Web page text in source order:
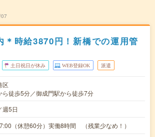
＊時給3870円！新橋での運用管
土日祝日が休み WEB登録OK 派遣
区
ら徒歩5分／御成門駅から徒歩7分
週5日
（休憩60分）実働8時間 （残業少なめ！）